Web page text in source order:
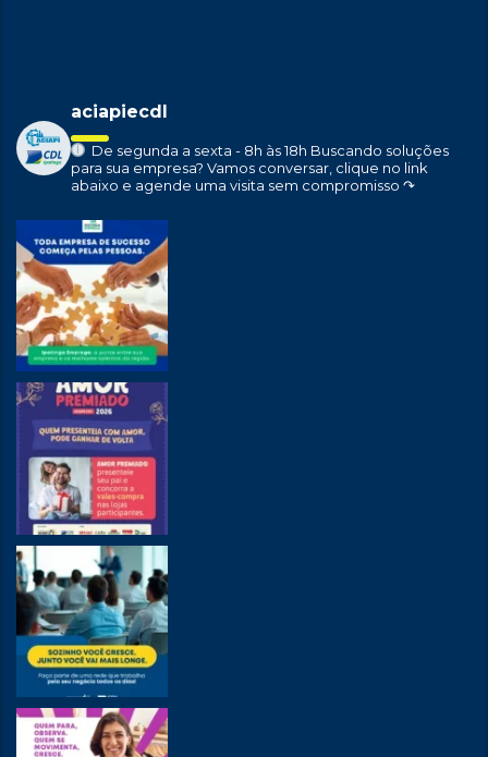
aciapiecdl
De segunda a sexta - 8h às 18h Buscando soluções
para sua empresa? Vamos conversar, clique no link
abaixo e agende uma visita sem compromisso ↷